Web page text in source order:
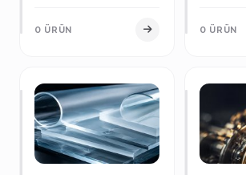
0 ÜRÜN 0 ÜRÜN